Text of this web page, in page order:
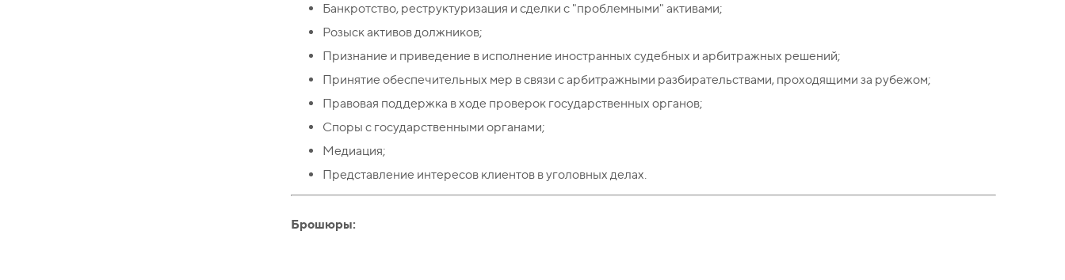
Банкротство, реструктуризация и сделки с "проблемными" активами;
Розыск активов должников;
Признание и приведение в исполнение иностранных судебных и арбитражных решений;
Принятие обеспечительных мер в связи с арбитражными разбирательствами, проходящими за рубежом;
Правовая поддержка в ходе проверок государственных органов;
Споры с государственными органами;
Медиация;
Представление интересов клиентов в уголовных делах.
Брошюры: